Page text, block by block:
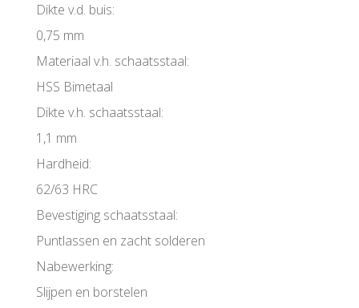
Dikte v.d. buis:
0,75 mm
Materiaal v.h. schaatsstaal:
HSS Bimetaal
Dikte v.h. schaatsstaal:
1,1 mm
Hardheid:
62/63 HRC
Bevestiging schaatsstaal:
Puntlassen en zacht solderen
Nabewerking:
Slijpen en borstelen